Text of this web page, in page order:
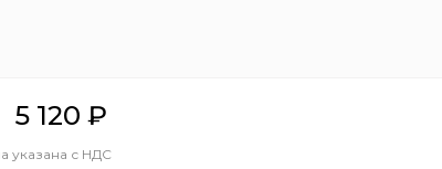
5 120 ₽
указана с НДС